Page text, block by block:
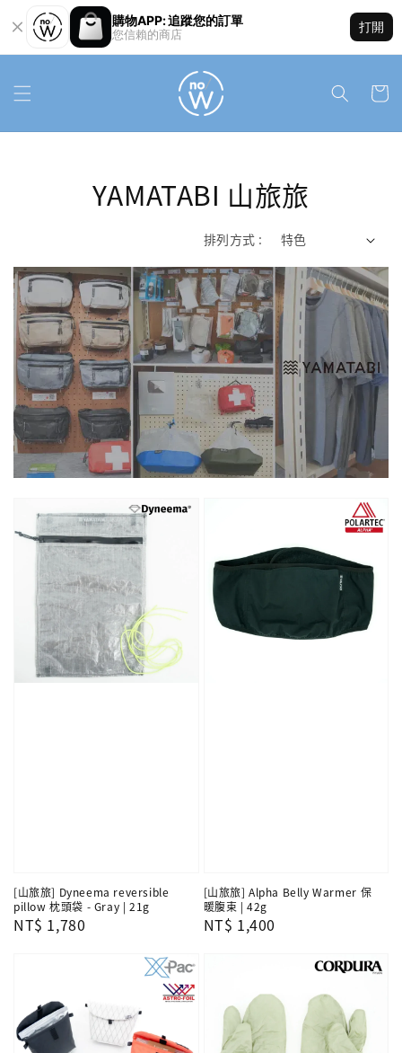
購物APP: 追蹤您的訂單
您信賴的商店
打開
YAMATABI 山旅旅
排列方式 :
[山旅旅] Dyneema reversible
pillow 枕頭袋 - Gray | 21g
Regular
NT$ 1,780
[山旅旅] Alpha Belly Warmer 保
暖腹束 | 42g
Regular
NT$ 1,400